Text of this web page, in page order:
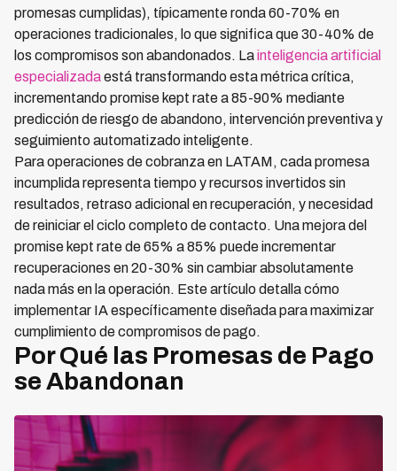
promesas cumplidas), típicamente ronda 60-70% en
operaciones tradicionales, lo que significa que 30-40% de
los compromisos son abandonados. Lainteligencia artificial
especializadaestá transformando esta métrica crítica,
incrementando promise kept rate a 85-90% mediante
predicción de riesgo de abandono, intervención preventiva y
seguimiento automatizado inteligente.
Para operaciones de cobranza en LATAM, cada promesa
incumplida representa tiempo y recursos invertidos sin
resultados, retraso adicional en recuperación, y necesidad
de reiniciar el ciclo completo de contacto. Una mejora del
promise kept rate de 65% a 85% puede incrementar
recuperaciones en 20-30% sin cambiar absolutamente
nada más en la operación. Este artículo detalla cómo
implementar IA específicamente diseñada para maximizar
cumplimiento de compromisos de pago.
Por Qué las Promesas de Pago
se Abandonan